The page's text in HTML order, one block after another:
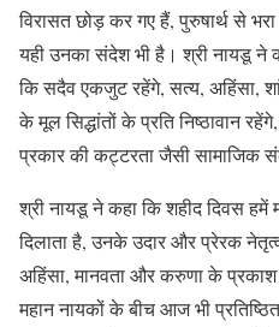
विरासत छोड़ कर गए हैं, पुरुषार्थ से
यही उनका संदेश भी है। श्री नायडू
कि सदैव एकजुट रहेंगे, सत्य, अहिंसा,
के मूल सिद्धांतों के प्रति निष्ठावान
प्रकार की कट्टरता जैसी सामाजिक
श्री नायडू ने कहा कि शहीद दिवस हमें
दिलाता है, उनके उदार और प्रेरक
अहिंसा, मानवता और करुणा के
महान नायकों के बीच आज भी